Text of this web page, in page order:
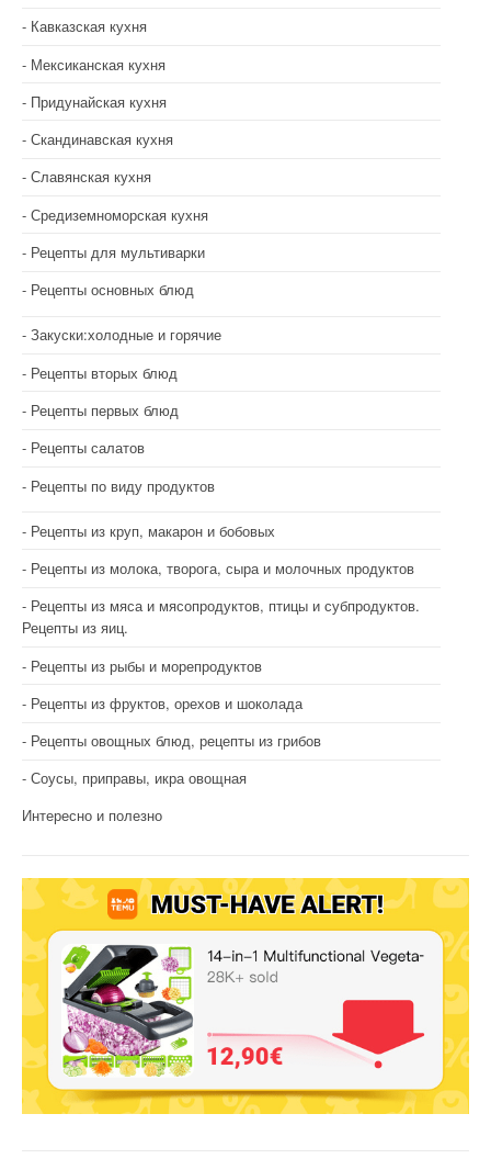
Кавказская кухня
Мексиканская кухня
Придунайская кухня
Скандинавская кухня
Славянская кухня
Средиземноморская кухня
Рецепты для мультиварки
Рецепты основных блюд
Закуски:холодные и горячие
Рецепты вторых блюд
Рецепты первых блюд
Рецепты салатов
Рецепты по виду продуктов
Рецепты из круп, макарон и бобовых
Рецепты из молока, творога, сыра и молочных продуктов
Рецепты из мяса и мясопродуктов, птицы и субпродуктов.
Рецепты из яиц.
Рецепты из рыбы и морепродуктов
Рецепты из фруктов, орехов и шоколада
Рецепты овощных блюд, рецепты из грибов
Соусы, приправы, икра овощная
Интересно и полезно